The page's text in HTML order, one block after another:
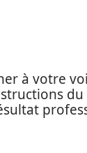
à votre